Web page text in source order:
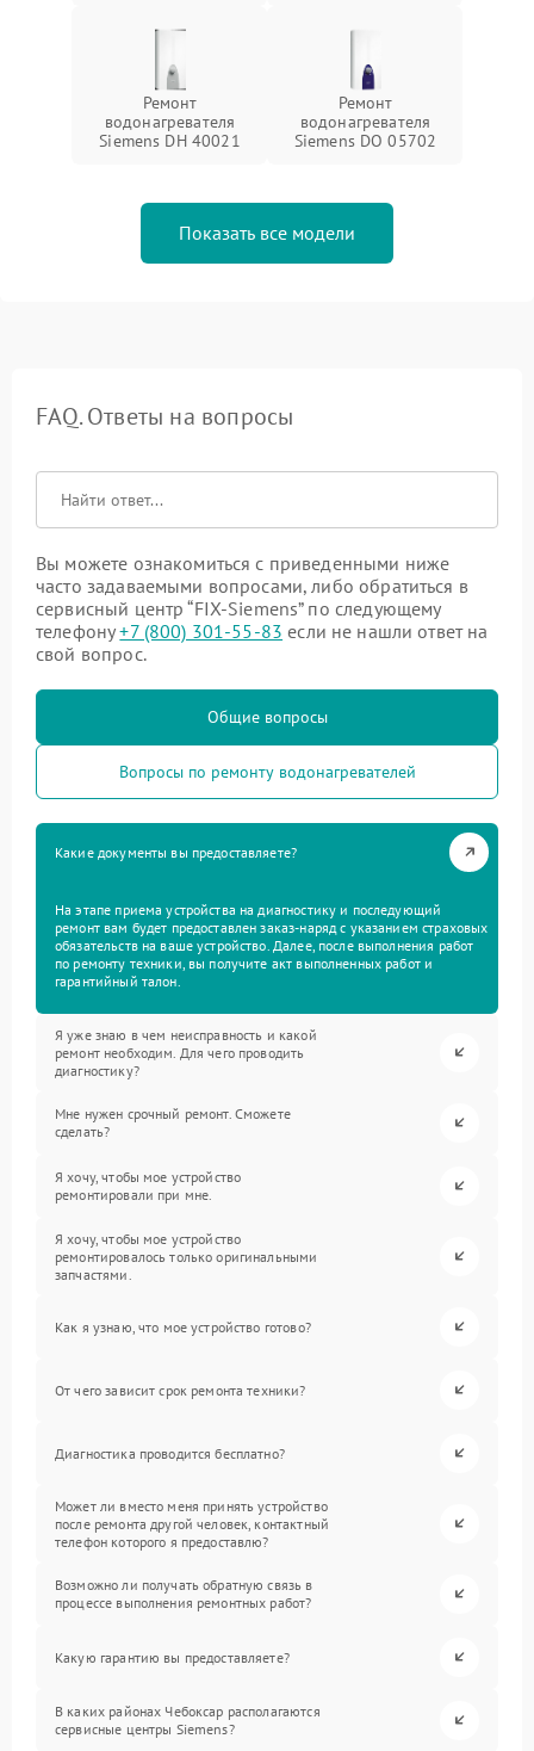
Ремонт
водонагревателя
Siemens DH 40021
Ремонт
водонагревателя
Siemens DO 05702
Показать все модели
FAQ. Ответы на вопросы
Вы можете ознакомиться с приведенными ниже
часто задаваемыми вопросами, либо обратиться в
сервисный центр “FIX-Siemens” по следующему
телефону+7 (800) 301-55-83 если не нашли ответ на
свой вопрос.
Общие вопросы
Вопросы по ремонту водонагревателей
Какие документы вы предоставляете?
На этапе приема устройства на диагностику и последующий
ремонт вам будет предоставлен заказ-наряд с указанием страховых
обязательств на ваше устройство. Далее, после выполнения работ
по ремонту техники, вы получите акт выполненных работ и
гарантийный талон.
Я уже знаю в чем неисправность и какой
ремонт необходим. Для чего проводить
диагностику?
Мне нужен срочный ремонт. Сможете
сделать?
Я хочу, чтобы мое устройство
ремонтировали при мне.
Я хочу, чтобы мое устройство
ремонтировалось только оригинальными
запчастями.
Как я узнаю, что мое устройство готово?
От чего зависит срок ремонта техники?
Диагностика проводится бесплатно?
Может ли вместо меня принять устройство
после ремонта другой человек, контактный
телефон которого я предоставлю?
Возможно ли получать обратную связь в
процессе выполнения ремонтных работ?
Какую гарантию вы предоставляете?
В каких районах Чебоксар располагаются
сервисные центры Siemens?